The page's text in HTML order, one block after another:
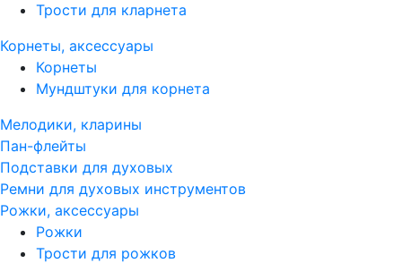
Трости для кларнета
Корнеты, аксессуары
Корнеты
Мундштуки для корнета
Мелодики, кларины
Пан-флейты
Подставки для духовых
Ремни для духовых инструментов
Рожки, аксессуары
Рожки
Трости для рожков